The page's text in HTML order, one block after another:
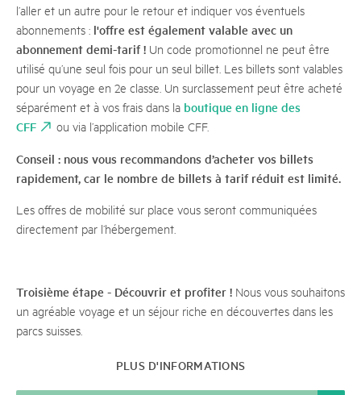
l’aller et un autre pour le retour et indiquer vos éventuels
abonnements : l'offre est également valable avec un
abonnement demi-tarif ! Un code promotionnel ne peut être
utilisé qu’une seul fois pour un seul billet. Les billets sont valables
pour un voyage en 2e classe. Un surclassement peut être acheté
séparément et à vos frais dans la boutique en ligne des
CFF
ou via l’application mobile CFF.
Conseil : nous vous recommandons d’acheter vos billets
rapidement, car le nombre de billets à tarif réduit est limité.
Les offres de mobilité sur place vous seront communiquées
directement par l’hébergement.
Troisième étape - Découvrir et profiter ! Nous vous souhaitons
un agréable voyage et un séjour riche en découvertes dans les
parcs suisses.
PLUS D'INFORMATIONS